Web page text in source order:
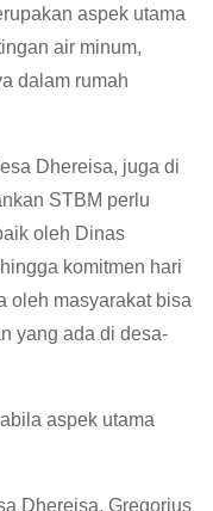
aspek utama
air minum,
dalam rumah
Dhereisa, juga di
STBM perlu
oleh Dinas
komitmen hari
oleh masyarakat bisa
yang ada di desa-
aspek utama
Dhereisa, Gregorius